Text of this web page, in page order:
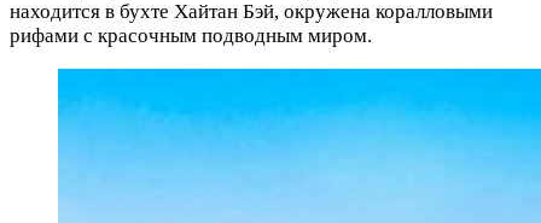
находится в бухте Хайтан Бэй, окружена коралловыми
рифами с красочным подводным миром.